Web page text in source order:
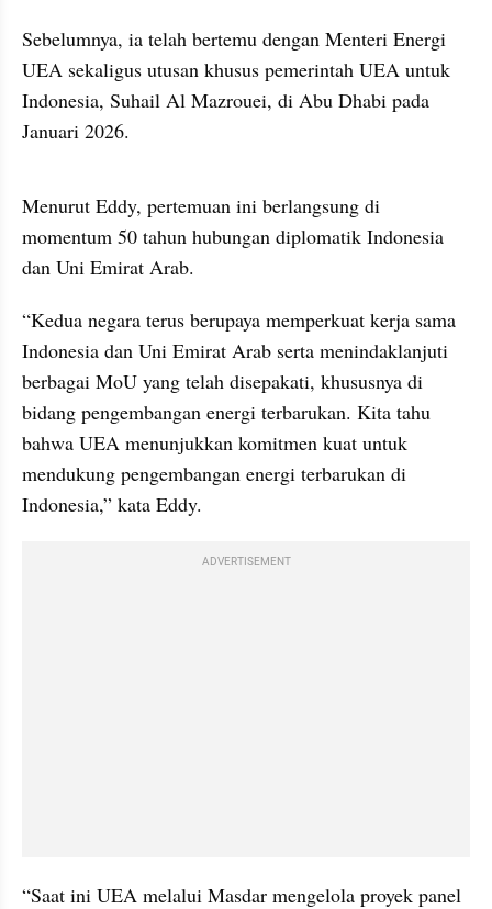
Sebelumnya, ia telah bertemu dengan Menteri Energi
UEA sekaligus utusan khusus pemerintah UEA untuk
Indonesia, Suhail Al Mazrouei, di Abu Dhabi pada
Januari 2026.
Menurut Eddy, pertemuan ini berlangsung di
momentum 50 tahun hubungan diplomatik Indonesia
dan Uni Emirat Arab.
“Kedua negara terus berupaya memperkuat kerja sama
Indonesia dan Uni Emirat Arab serta menindaklanjuti
berbagai MoU yang telah disepakati, khususnya di
bidang pengembangan energi terbarukan. Kita tahu
bahwa UEA menunjukkan komitmen kuat untuk
mendukung pengembangan energi terbarukan di
Indonesia,” kata Eddy.
ADVERTISEMENT
“Saat ini UEA melalui Masdar mengelola proyek panel